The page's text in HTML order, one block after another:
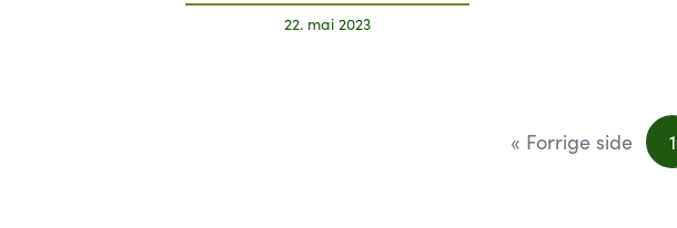
22. mai 2023
« Forrige side 1